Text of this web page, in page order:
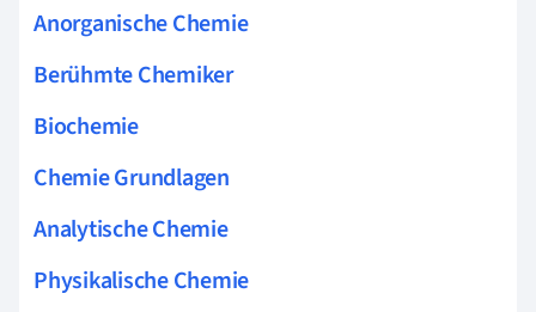
Anorganische Chemie
Berühmte Chemiker
Biochemie
Chemie Grundlagen
Analytische Chemie
Physikalische Chemie